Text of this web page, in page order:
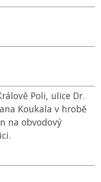
Poli, ulice Dr.
Koukala v hrobě
na obvodový